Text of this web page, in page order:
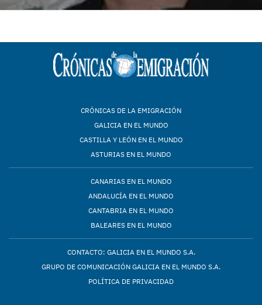
CRÓNICAS DE LA EMIGRACIÓN
GALICIA EN EL MUNDO
CASTILLA Y LEÓN EN EL MUNDO
ASTURIAS EN EL MUNDO
CANARIAS EN EL MUNDO
ANDALUCÍA EN EL MUNDO
CANTABRIA EN EL MUNDO
BALEARES EN EL MUNDO
CONTACTO: GALICIA EN EL MUNDO S.A.
GRUPO DE COMUNICACIÓN GALICIA EN EL MUNDO S.A.
POLÍTICA DE PRIVACIDAD